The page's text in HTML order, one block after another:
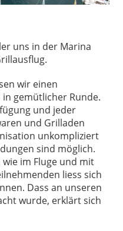
uns in der Marina
wir einen
gemütlicher Runde.
und jeder
und Grilladen
unkompliziert
sind möglich.
im Fluge und mit
liess sich
Dass an unseren
wurde, erklärt sich